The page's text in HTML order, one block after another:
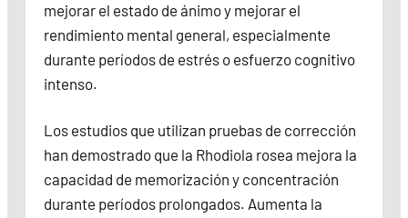
mejorar el estado de ánimo y mejorar el
rendimiento mental general, especialmente
durante períodos de estrés o esfuerzo cognitivo
intenso.
Los estudios que utilizan pruebas de corrección
han demostrado que la Rhodiola rosea mejora la
capacidad de memorización y concentración
durante períodos prolongados. Aumenta la